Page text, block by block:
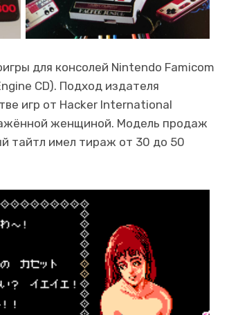
для консолей Nintendo Famicom
CD). Подход издателя
игр от Hacker International
женщиной. Модель продаж
тайтл имел тираж от 30 до 50